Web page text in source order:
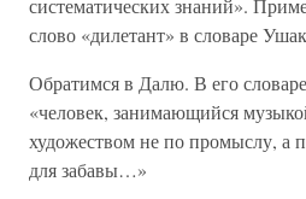
систематических знаний».
слово «дилетант» в словаре
Обратимся в Далю. В его
«человек, занимающийся
художеством не по промыслу, а
для забавы…»